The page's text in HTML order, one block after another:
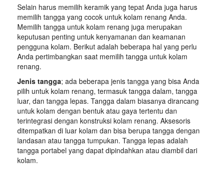
Selain harus memilih keramik yang tepat Anda juga harus
memilih tangga yang cocok untuk kolam renang Anda.
Memilih tangga untuk kolam renang juga merupakan
keputusan penting untuk kenyamanan dan keamanan
pengguna kolam. Berikut adalah beberapa hal yang perlu
Anda pertimbangkan saat memilih tangga untuk kolam
renang.
Jenis tangga; ada beberapa jenis tangga yang bisa Anda
pilih untuk kolam renang, termasuk tangga dalam, tangga
luar, dan tangga lepas. Tangga dalam biasanya dirancang
untuk kolam dengan bentuk atau gaya tertentu dan
terintegrasi dengan konstruksi kolam renang. Aksesoris
ditempatkan di luar kolam dan bisa berupa tangga dengan
landasan atau tangga tumpukan. Tangga lepas adalah
tangga portabel yang dapat dipindahkan atau diambil dari
kolam.